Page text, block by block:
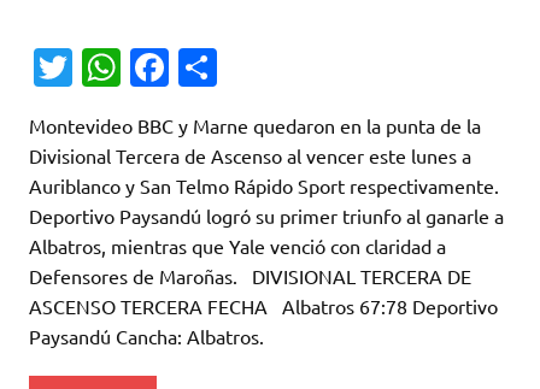
T
it
te
r
W
at
s
A
p
p
Fa
e
b
o
o
k
m
p
ar
ti
r
Montevideo BBC y Marne quedaron en la punta de la
Divisional Tercera de Ascenso al vencer este lunes a
Auriblanco y San Telmo Rápido Sport respectivamente.
Deportivo Paysandú logró su primer triunfo al ganarle a
Albatros, mientras que Yale venció con claridad a
Defensores de Maroñas. DIVISIONAL TERCERA DE
ASCENSO TERCERA FECHA Albatros 67:78 Deportivo
Paysandú Cancha: Albatros.